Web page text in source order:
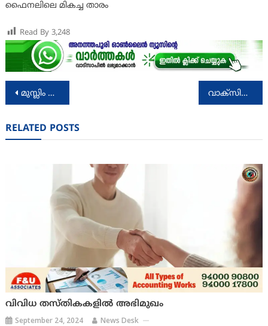
ഫൈനലിലെ മികച്ച താരം
Read By 3,248
Post
മുസ്ലിം ലീഗ് സംസ്ഥാന അധ്യക്ഷൻ സാദിഖലി ശിഹാബ് തങ്ങൾക്ക് മുൻ മന്ത്രി വി ശിവൻകുട്ടിയുടെ തുറന്ന കത്ത് വാക്‌സിനേഷൻ ക്യാമ്പ്
RELATED POSTS
വിവിധ തസ്തികകളിൽ അഭിമുഖം
September 24, 2024 News Desk